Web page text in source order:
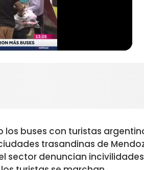
buses con turistas
trasandinas de
sector denuncian